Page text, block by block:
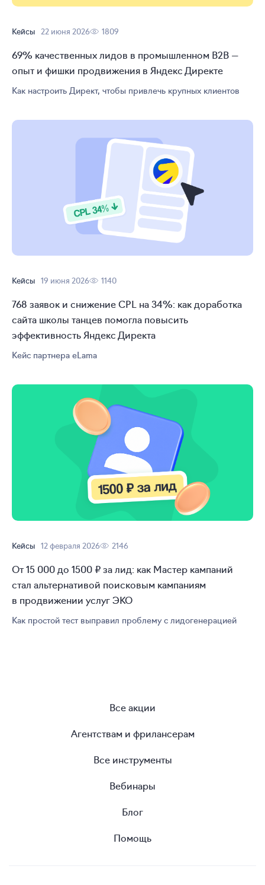
Кейсы 22 июня 2026 1809
69% качественных лидов в промышленном B2B —
опыт и фишки продвижения в Яндекс Директе
Как настроить Директ, чтобы привлечь крупных клиентов
Кейсы 19 июня 2026 1140
768 заявок и снижение CPL на 34%: как доработка
сайта школы танцев помогла повысить
эффективность Яндекс Директа
Кейс партнера eLama
Кейсы 12 февраля 2026 2146
От 15 000 до 1500 ₽ за лид: как Мастер кампаний
стал альтернативой поисковым кампаниям
в продвижении услуг ЭКО
Как простой тест выправил проблему с лидогенерацией
Все акции
Агентствам и фрилансерам
Все инструменты
Вебинары
Блог
Помощь